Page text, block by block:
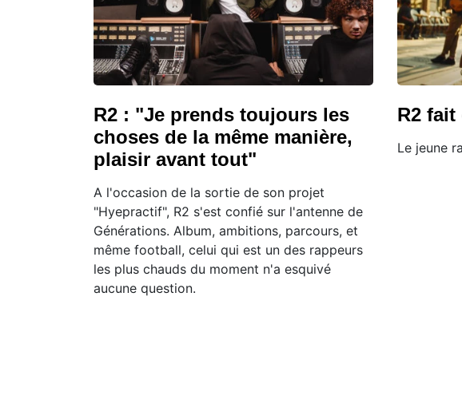
R2 : "Je prends toujours les
choses de la même manière,
plaisir avant tout"
A l'occasion de la sortie de son projet
"Hyepractif", R2 s'est confié sur l'antenne de
Générations. Album, ambitions, parcours, et
même football, celui qui est un des rappeurs
les plus chauds du moment n'a esquivé
aucune question.
R2
Le jeune